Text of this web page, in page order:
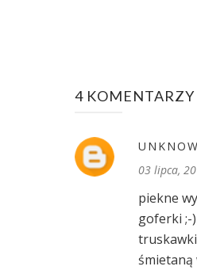
4 KOMENTARZY
03 lipca,
piekne
goferki ;-
śmietaną